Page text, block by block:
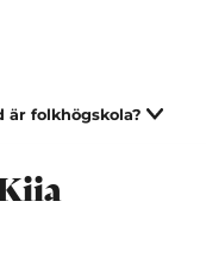
är folkhögskola?